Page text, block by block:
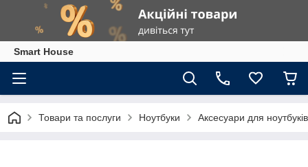
Smart House
Товари та послуги Ноутбуки Аксесуари для ноутбуків